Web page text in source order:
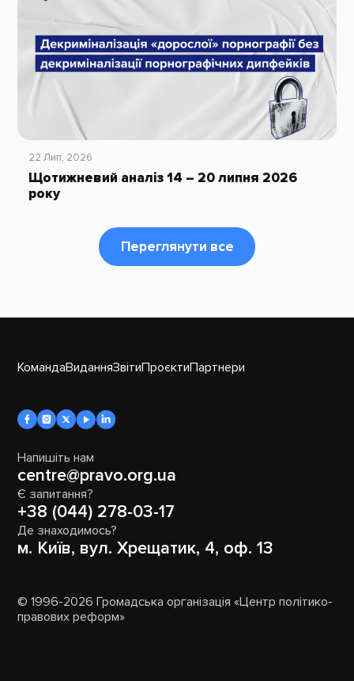
22 Лип, 2026
Щотижневий аналіз 14 – 20 липня 2026
року
Переглянути все
КомандаВиданняЗвітиПроєктиПартнери
Напишіть нам
centre@pravo.org.ua
Є запитання?
+38 (044) 278-03-17
Де знаходимось?
м. Київ, вул. Хрещатик, 4, оф. 13
© 1996-2026 Громадська організація «Центр політико-
правових реформ»